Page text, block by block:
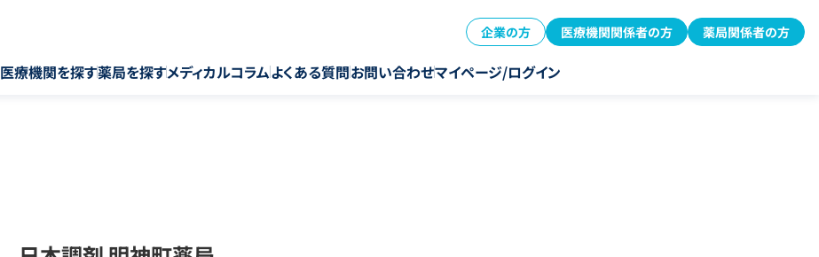
企業の方 医療機関関係者の方 薬局関係者の方
医療機関を探す薬局を探すメディカルコラムよくある質問お問い合わせマイページ/ログイン